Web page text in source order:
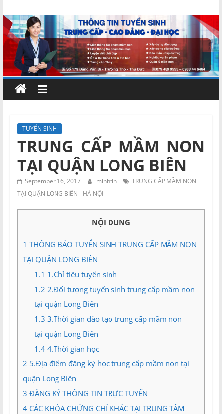
to
content
Chứng
chỉ
ngắn
hạn
–
MIENNAM
Education
tạo
Miền
TUYỂN SINH
TRUNG CẤP MẦM NON
TẠI QUẬN LONG BIÊN
September 16, 2017 minhtin
TRUNG CẤP MẦM NON
TẠI QUẬN LONG BIÊN - HÀ NỘI
NỘI DUNG
1 THÔNG BÁO TUYỂN SINH TRUNG CẤP MẦM NON
TẠI QUẬN LONG BIÊN
1.1 1.Chỉ tiêu tuyển sinh
1.2 2.Đối tượng tuyển sinh trung cấp mầm non
tại quận Long Biên
1.3 3.Thời gian đào tạo trung cấp mầm non
tại quận Long Biên
1.44.Thời gian học
2 5.Địa điểm đăng ký học trung cấp mầm non tại
quận Long Biên
3 ĐĂNG KÝ THÔNG TIN TRỰC TUYẾN
4CÁC KHÓA CHỨNG CHỈ KHÁC TẠI TRUNG TÂM